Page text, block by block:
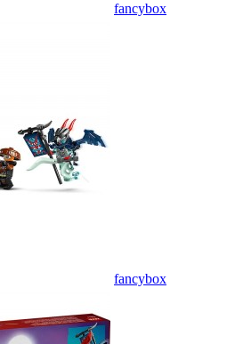
fancybox
fancybox